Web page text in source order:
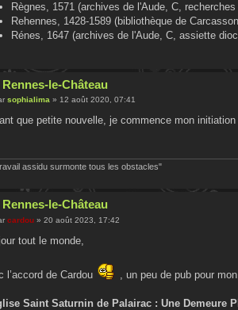
Règnes, 1571 (archives de l'Aude, C,
Rehennes, 1428-1589 (bibliothèque de
Rénes, 1647 (archives de l'Aude, C, assiette
Rennes-le-Château
sophialima» 12 août 2020, 07:41
que petite nouvelle, je commence mon
assidu surmonte tous les obstacles"
Rennes-le-Château
cardou» 20 août 2023, 17:42
tout le monde,
l’accord de Cardou , un peu de pub pour
Saint Saturnin de Palairac : Une Demeure